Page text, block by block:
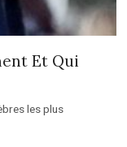
Et Qui
les plus